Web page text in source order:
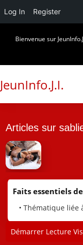
Log In Register
Bienvenue sur
JeunInfo.J.I.
Articles sur
Faits essentiels
• Thématique liée
Démarrer Lecture